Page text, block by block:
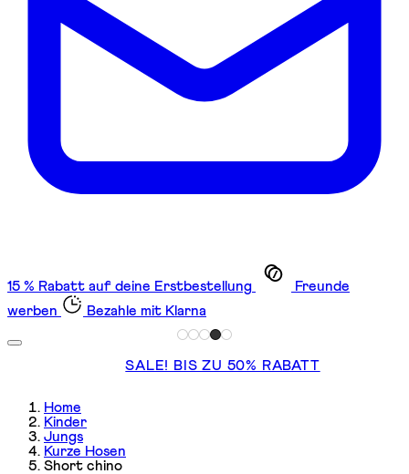
15 % Rabatt auf deine Erstbestellung
Freunde
werben
Bezahle mit Klarna
SALE! BIS ZU 50% RABATT
Home
Kinder
Jungs
Kurze Hosen
Short chino